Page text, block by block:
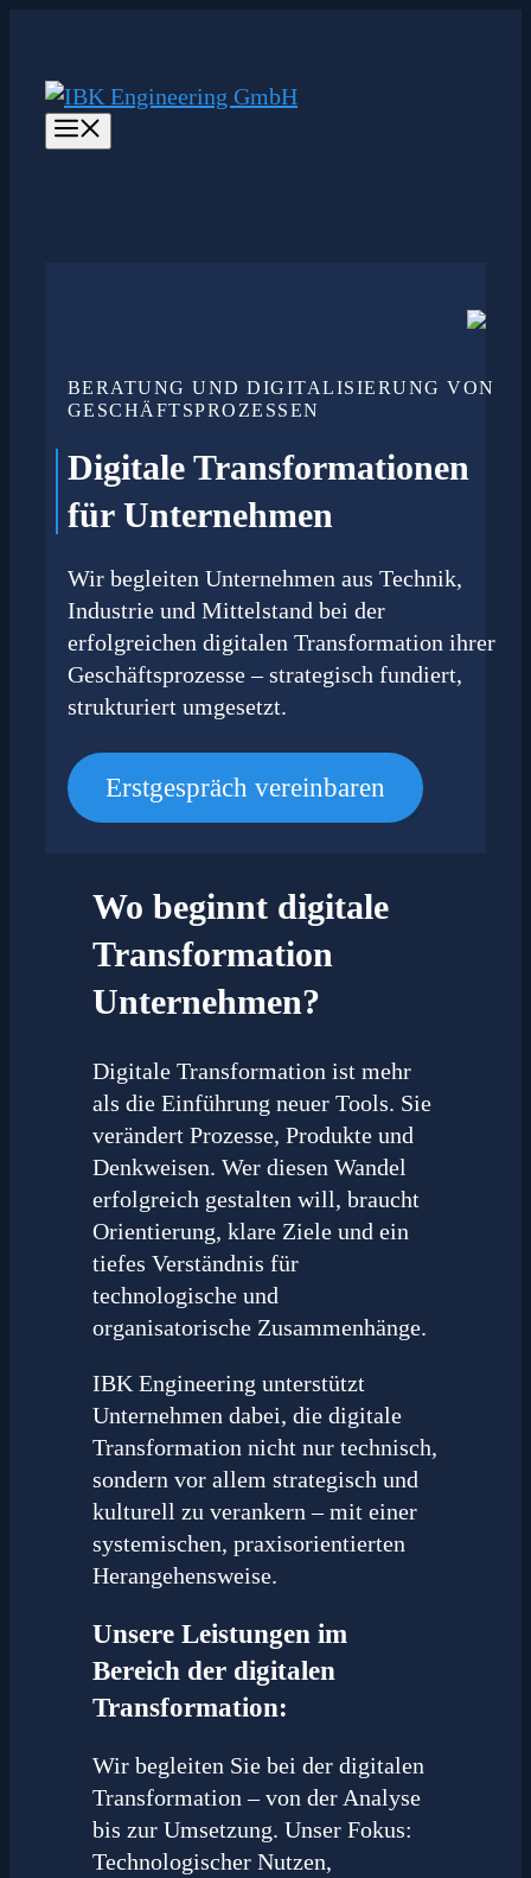
springen
Digitale Transformationen
für Unternehmen
BERATUNG UND DIGITALISIERUNG VON
GESCHÄFTSPROZESSEN
Wir begleiten Unternehmen aus Technik,
Industrie und Mittelstand bei der
erfolgreichen digitalen Transformation ihrer
Geschäftsprozesse – strategisch fundiert,
strukturiert umgesetzt.
Erstgespräch vereinbaren
Wo beginnt digitale
Transformation
Unternehmen?
Digitale Transformation ist mehr
als die Einführung neuer Tools. Sie
verändert Prozesse, Produkte und
Denkweisen. Wer diesen Wandel
erfolgreich gestalten will, braucht
Orientierung, klare Ziele und ein
tiefes Verständnis für
technologische und
organisatorische Zusammenhänge.
IBK Engineering unterstützt
Unternehmen dabei, die digitale
Transformation nicht nur technisch,
sondern vor allem strategisch und
kulturell zu verankern – mit einer
systemischen, praxisorientierten
Herangehensweise.
Unsere Leistungen im
Bereich der digitalen
Transformation:
Wir begleiten Sie bei der digitalen
Transformation – von der Analyse
bis zur Umsetzung. Unser Fokus:
Technologischer Nutzen,